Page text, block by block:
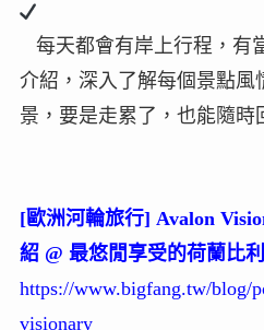
每天都會有岸上行程，有
介紹，深入了解每個景點風
景，要是走累了，也能隨時
[歐洲河輪旅行] Avalon
紹 @ 最悠閒享受的荷蘭比
https://www.bigfang.tw/blog/
visionary